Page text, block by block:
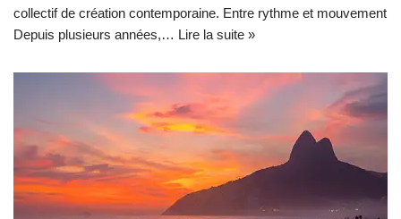
collectif de création contemporaine. Entre rythme et mouvement
Depuis plusieurs années,… Lire la suite »